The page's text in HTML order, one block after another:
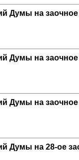
Думы на заочное
Думы на заочное
Думы на заочное
Думы на 28-ое